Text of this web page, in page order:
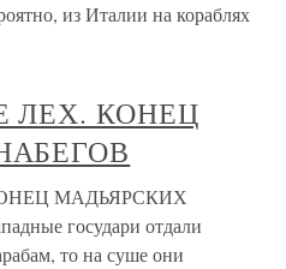
из Италии на кораблях
ЛЕХ. КОНЕЦ
МАДЬЯРСКИХ
государи отдали
то на суше они